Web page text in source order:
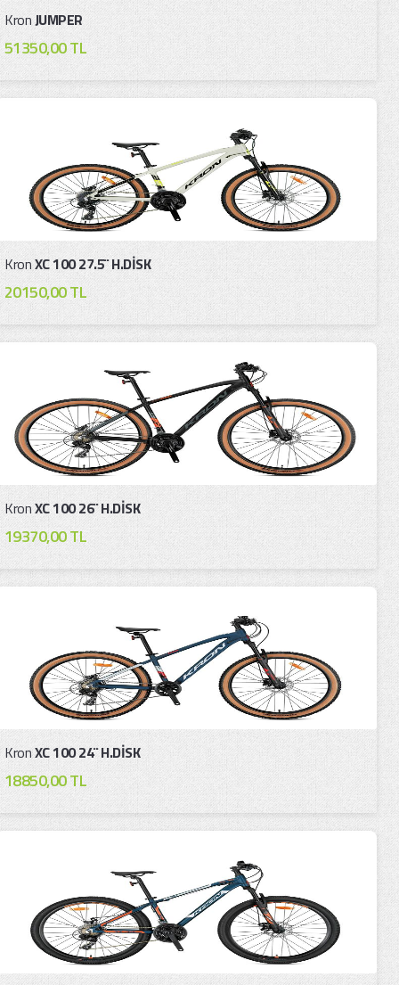
KronJUMPER
51350,00 TL
KronXC 100 27.5¨ H.DİSK
20150,00 TL
KronXC 100 26¨ H.DİSK
19370,00 TL
KronXC 100 24¨ H.DİSK
18850,00 TL